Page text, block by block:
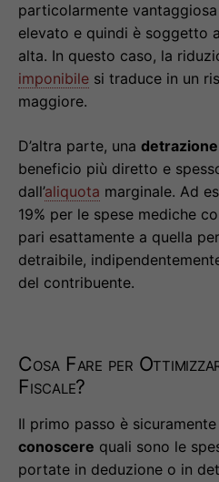
particolarmente
elevato e quindi è soggetto a
alta. In questo caso, la
imponibile si traduce in un
maggiore.
D’altra parte, una
beneficio più diretto e
dall’aliquota marginale. Ad
19% per le spese mediche
pari esattamente a quella
detraibile,
del contribuente.
Cosa Fare per
Fiscale?
Il primo passo è
conoscere quali sono le
portate in deduzione o in